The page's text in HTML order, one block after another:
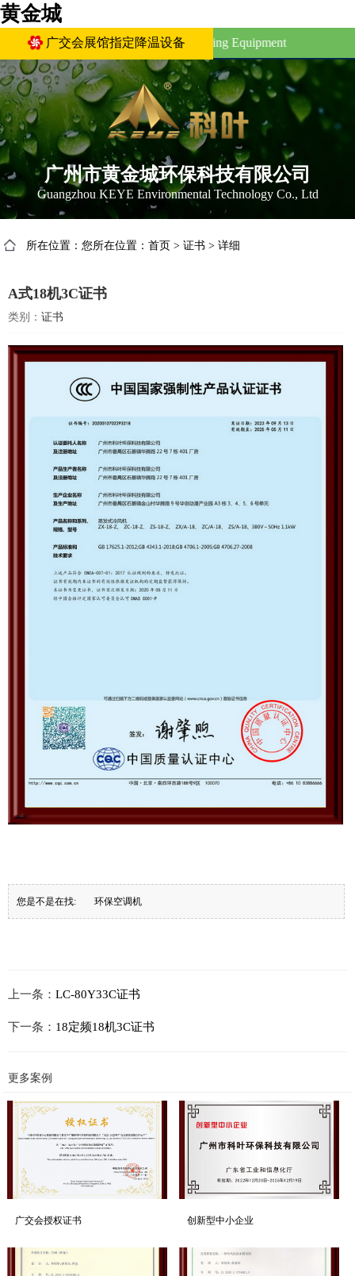
黄金城
广交会展馆指定降温设备
Fair Complex Designated Cooling Equipment
广州市黄金城环保科技有限公司
Guangzhou KEYE Environmental Technology Co., Ltd
所在位置：您所在位置：首页 >证书 >详细
A式18机3C证书
类别：证书
您是不是在找: 环保空调机
上一条：LC-80Y33C证书
下一条： 18定频18机3C证书
更多案例
广交会授权证书 创新型中小企业